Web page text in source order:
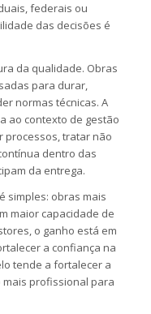
federais ou
das decisões é
da qualidade. Obras
para durar,
normas técnicas. A
ao contexto de gestão
processos, tratar não
dentro das
da entrega.
simples: obras mais
maior capacidade de
o ganho está em
a confiança na
tende a fortalecer a
mais profissional para